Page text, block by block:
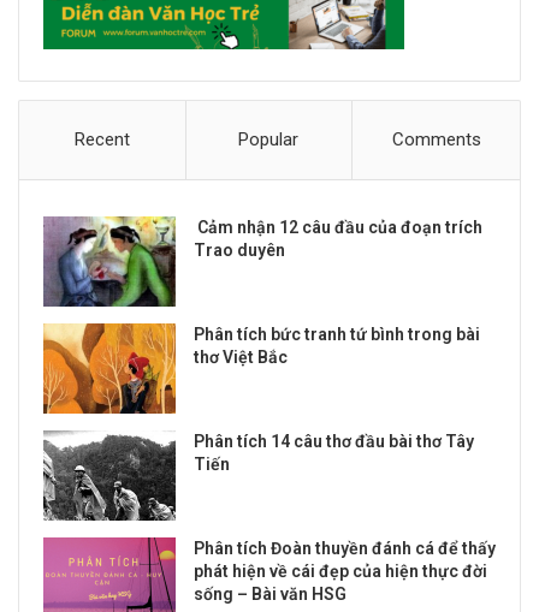
Recent Popular Comments
Cảm nhận 12 câu đầu của đoạn trích
Trao duyên
Phân tích bức tranh tứ bình trong bài
thơ Việt Bắc
Phân tích 14 câu thơ đầu bài thơ Tây
Tiến
Phân tích Đoàn thuyền đánh cá để thấy
phát hiện về cái đẹp của hiện thực đời
sống – Bài văn HSG